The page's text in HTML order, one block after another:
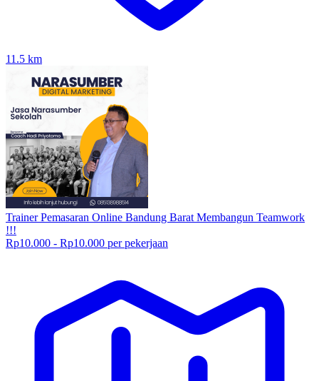
11.5 km
Trainer Pemasaran Online Bandung Barat Membangun Teamwork
!!!
Rp10.000 - Rp10.000 per pekerjaan